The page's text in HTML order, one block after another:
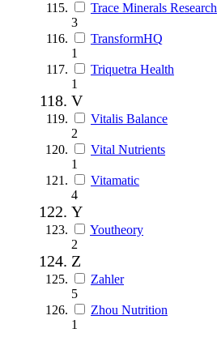
Trace Minerals Research
3
TransformHQ
1
Triquetra Health
1
V
Vitalis Balance
2
Vital Nutrients
1
Vitamatic
4
Y
Youtheory
2
Z
Zahler
5
Zhou Nutrition
1